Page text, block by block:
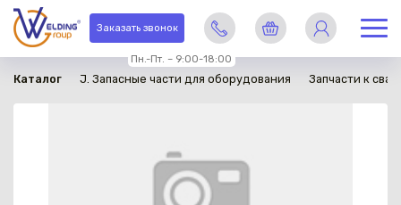
Заказать звонок
Пн.-Пт. – 9:00-18:00
Каталог J. Запасные части для оборудования Запчасти к
в наличии